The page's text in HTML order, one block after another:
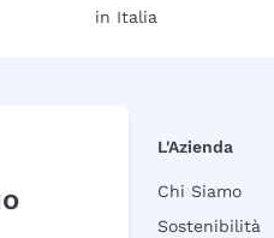
in Italia
L'Azienda
Chi Siamo
Sostenibilità